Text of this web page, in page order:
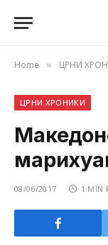
Home » ЦРНИ
ЦРНИ ХРОНИКИ
08/06/2017 1 MIN